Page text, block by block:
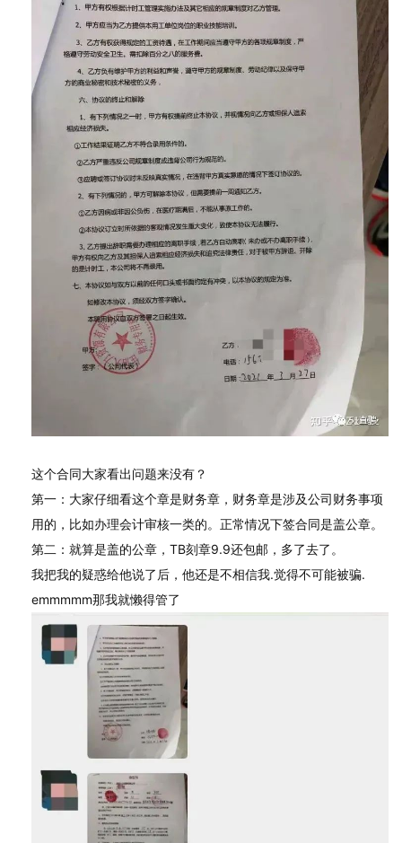
这个合同大家看出问题来没有？
第一：大家仔细看这个章是财务章，财务章是涉及公司财务事项
用的，比如办理会计审核一类的。正常情况下签合同是盖公章。
第二：就算是盖的公章，TB刻章9.9还包邮，多了去了。
我把我的疑惑给他说了后，他还是不相信我.觉得不可能被骗.
emmmmm那我就懒得管了